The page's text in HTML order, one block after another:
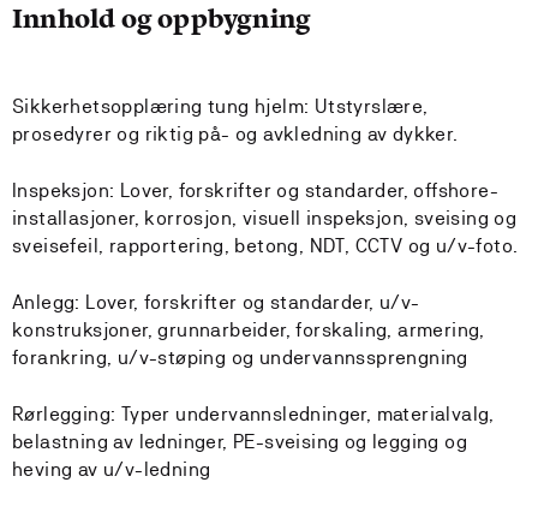
Innhold og oppbygning
Sikkerhetsopplæring tung hjelm: Utstyrslære,
prosedyrer og riktig på- og avkledning av dykker.
Inspeksjon: Lover, forskrifter og standarder, offshore-
installasjoner, korrosjon, visuell inspeksjon, sveising og
sveisefeil, rapportering, betong, NDT, CCTV og u/v-foto.
Anlegg: Lover, forskrifter og standarder, u/v-
konstruksjoner, grunnarbeider, forskaling, armering,
forankring, u/v-støping og undervannssprengning
Rørlegging: Typer undervannsledninger, materialvalg,
belastning av ledninger, PE-sveising og legging og
heving av u/v-ledning